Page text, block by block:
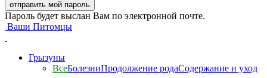
Пароль будет выслан Вам по электронной почте.
Ваши Питомцы
Грызуны
ВсеБолезниПродолжение родаСодержание и уход